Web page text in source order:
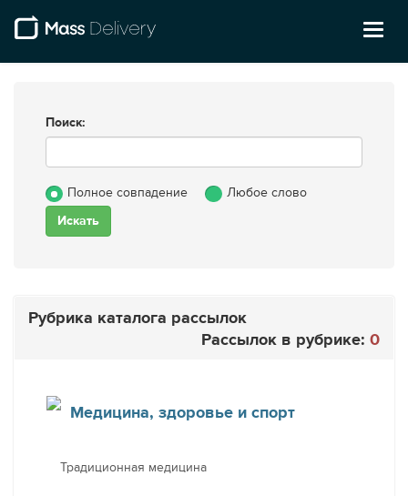
Поиск:
Полное совпадение Любое слово
Рубрика каталога рассылок
Рассылок в рубрике: 0
Медицина, здоровье и спорт
Традиционная медицина